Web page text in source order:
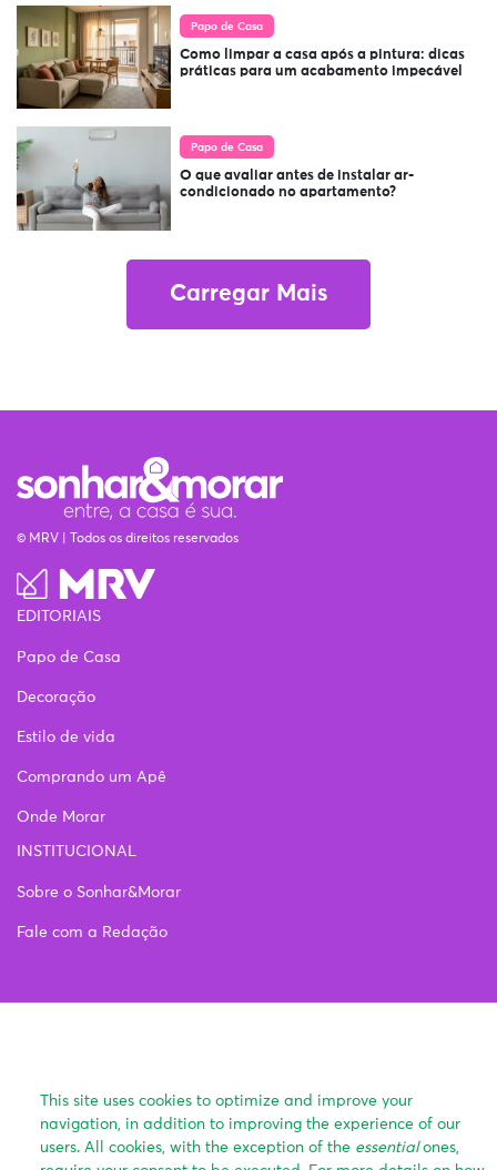
This site uses cookies to optimize and improve your
navigation, in addition to improving the experience of our
users. All cookies, with the exception of the essentialones,
Papo de Casa
Como limpar a casa após a pintura: dicas
práticas para um acabamento impecável
Papo de Casa
O que avaliar antes de instalar ar-
condicionado no apartamento?
Carregar Mais
© MRV | Todos os direitos reservados
EDITORIAIS
Papo de Casa
Decoração
Estilo de vida
Comprando um Apê
Onde Morar
INSTITUCIONAL
Sobre o Sonhar&Morar
Fale com a Redação